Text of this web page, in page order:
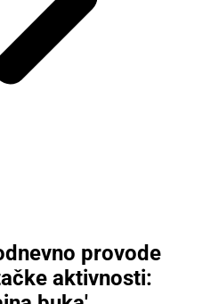
provode
aktivnosti: